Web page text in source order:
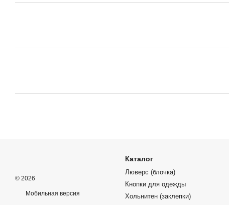
© 2026
Мобильная версия
Каталог
Люверс (блочка)
Кнопки для одежды
Хольнитен (заклепки)